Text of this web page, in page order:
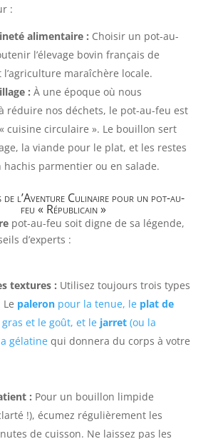
:
alimentaire : Choisir un pot-au-
l’élevage bovin français de
l’agriculture maraîchère locale.
: À une époque où nous
réduire nos déchets, le pot-au-feu est
cuisine circulaire ». Le bouillon sert
la viande pour le plat, et les restes
hachis parmentier ou en salade.
de l’Aventure Culinaire pour un pot-au-
feu « Républicain »
pot-au-feu soit digne de sa légende,
d’experts :
textures : Utilisez toujours trois types
paleronpour la tenue, le plat de
et le goût, et le jarret(ou la
gélatinequi donnera du corps à votre
: Pour un bouillon limpide
!), écumez régulièrement les
de cuisson. Ne laissez pas les